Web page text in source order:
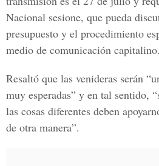
Nacional sesione, que pueda
presupuesto y el procedimiento
medio de comunicación capitalino.
Resaltó que las venideras serán
muy esperadas” y en tal sentido,
las cosas diferentes deben
de otra manera”.